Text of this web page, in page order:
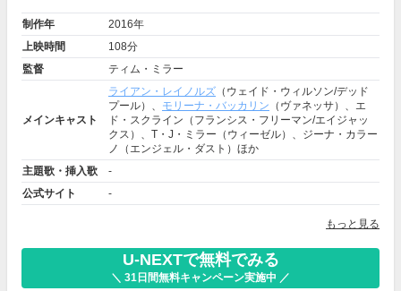
制作年
2016年
上映時間
108分
監督
ティム・ミラー
メインキャスト
ライアン・レイノルズ （ウェイド・ウィルソン/デッド
プール）、 モリーナ・バッカリン （ヴァネッサ）、エ
ド・スクライン（フランシス・フリーマン/エイジャッ
クス）、T・J・ミラー（ウィーゼル）、ジーナ・カラー
ノ（エンジェル・ダスト）ほか
主題歌・挿入歌
-
公式サイト
-
もっと見る
U-NEXTで無料でみる
＼ 31日間無料キャンペーン実施中 ／